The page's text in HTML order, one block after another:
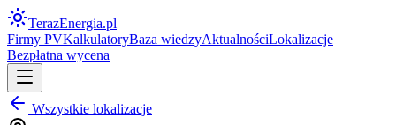
TerazEnergia.pl
Firmy PVKalkulatoryBaza wiedzyAktualnościLokalizacje
Bezpłatna wycena
Wszystkie lokalizacje